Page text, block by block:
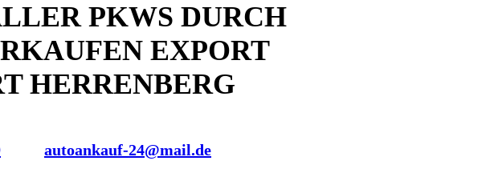
PKWS DURCH
EXPORT
HERRENBERG
autoankauf-24@mail.de